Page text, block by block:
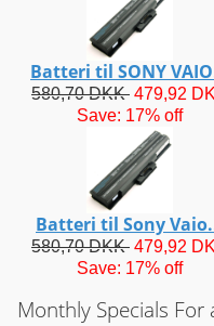
Batteri til SONY
580,70 DKK 479,92
Save: 17% off
Batteri til Sony
580,70 DKK 479,92
Save: 17% off
Monthly Specials For